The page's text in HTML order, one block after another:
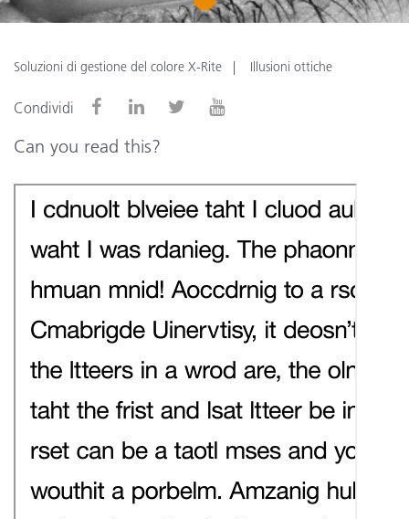
1
Soluzioni di gestione del colore X-Rite Illusioni ottiche
Condividi
Can you read this?